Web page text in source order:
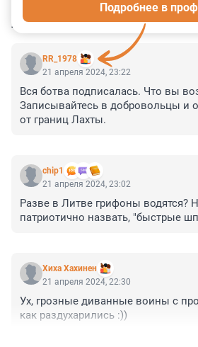
КОММЕНТАРИИ 16
RR_1978
Подробнее в
21 апреля 2024, 23:22
Вся ботва подписалась. Что вы
Записывайтесь в добровольцы и
от границ Лахты.
chip1
21 апреля 2024, 23:02
Разве в Литве грифоны водятся?
патриотично назвать, "быстрые
Хиха Хахинен
21 апреля 2024, 22:30
Ух, грозные диванные воины с
как раздухарились :))